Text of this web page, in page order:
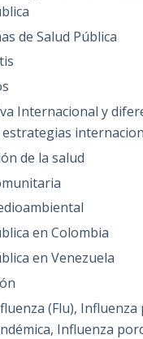
de Salud Pública
Internacional y
estrategias
de la salud
en Colombia
en Venezuela
(Flu), Influenza
Influenza